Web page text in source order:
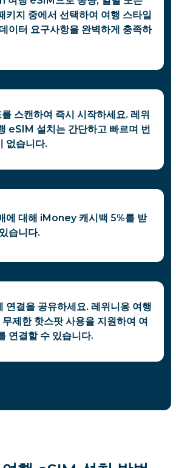
키지 중에서 선택하여 여행 스타일
이터 요구사항을 완벽하게 충족하
스캔하여 즉시 시작하세요. 레위
eSIM 설치는 간단하고 빠르며 번
없습니다.
에 대해 iMoney 캐시백 5%를 받
습니다.
연결을 공유하세요. 레위니옹 여행
제한 핫스팟 사용을 지원하여 여
연결할 수 있습니다.